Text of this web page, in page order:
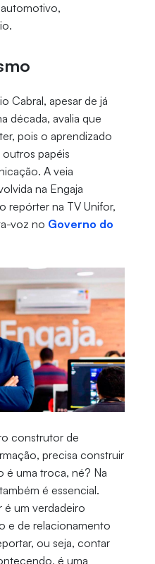
Cabral, apesar de já
década, avalia que
pois o aprendizado
papéis
A veia
na Engaja
repórter na TV Unifor,
voz no Governo do
construtor de
precisa construir
é uma troca, né? Na
é essencial.
um verdadeiro
e de relacionamento
ou seja, contar
é uma